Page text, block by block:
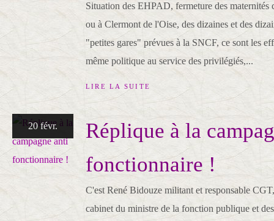
Situation des EHPAD, fermeture des maternités
ou à Clermont de l'Oise, des dizaines et des
"petites gares" prévues à la SNCF, ce sont les
même politique au service des privilégiés,...
LIRE LA SUITE
20 févr.
Réplique à la
fonctionnaire !
C'est René Bidouze militant et responsable
cabinet du ministre de la fonction publique et